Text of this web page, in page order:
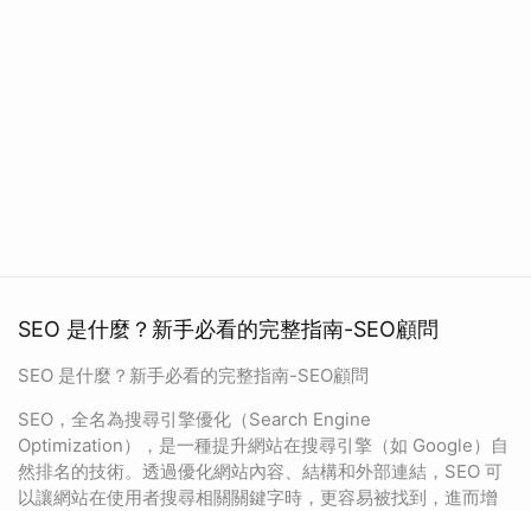
SEO 是什麼？新手必看的完整指南-SEO顧問
SEO 是什麼？新手必看的完整指南-SEO顧問
SEO，全名為搜尋引擎優化（Search Engine
Optimization），是一種提升網站在搜尋引擎（如 Google）自
然排名的技術。透過優化網站內容、結構和外部連結，SEO 可
以讓網站在使用者搜尋相關關鍵字時，更容易被找到，進而增